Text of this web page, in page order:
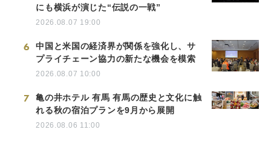
にも横浜が演じた“伝説の一戦”
2026.08.07 19:00
6
中国と米国の経済界が関係を強化し、サ
プライチェーン協力の新たな機会を模索
2026.08.07 10:00
7
亀の井ホテル 有馬 有馬の歴史と文化に触
れる秋の宿泊プランを9月から展開
2026.08.06 11:00